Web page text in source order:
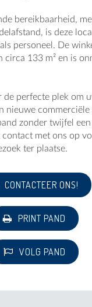
bereikbaarheid,
is deze
personeel. De
circa 133 m² en is
de perfecte plek om
nieuwe
zonder twijfel
contact met ons op
ter plaatse.
CONTACTEER ONS!
PRINT PAND
VOLG PAND